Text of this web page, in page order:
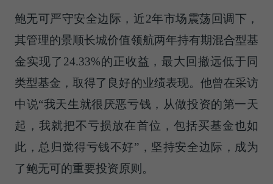
鲍无可严守安全边际，近2年市场震荡回调下，
其管理的景顺长城价值领航两年持有期混合型基
金实现了24.33%的正收益，最大回撤远低于同
类型基金，取得了良好的业绩表现。他曾在采访
中说“我天生就很厌恶亏钱，从做投资的第一天
起，我就把不亏损放在首位，包括买基金也如
此，总归觉得亏钱不好”，坚持安全边际，成为
了鲍无可的重要投资原则。